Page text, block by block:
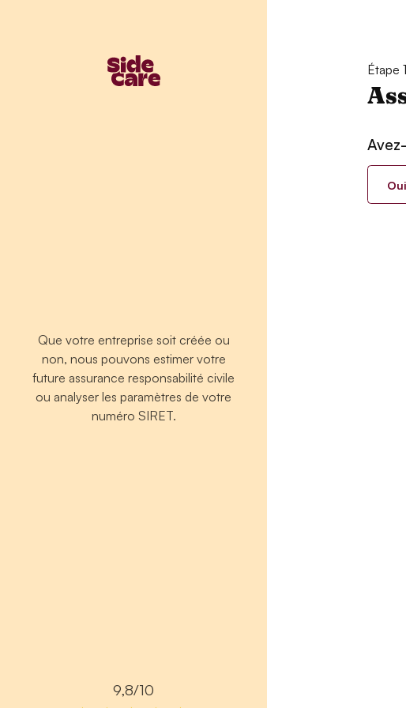
Que votre entreprise soit créée ou
non, nous pouvons estimer votre
future assurance responsabilité civile
ou analyser les paramètres de votre
numéro SIRET.
9,8/10
Étape
Oui